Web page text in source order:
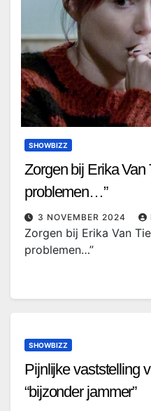
SHOWBIZZ
Zorgen bij Erika Van
problemen…”
3 NOVEMBER 2024
Zorgen bij Erika Van
problemen…”
SHOWBIZZ
Pijnlijke vaststelling
“bijzonder jammer”